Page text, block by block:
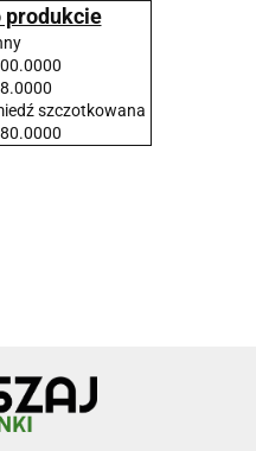
produkcie
szczotkowana